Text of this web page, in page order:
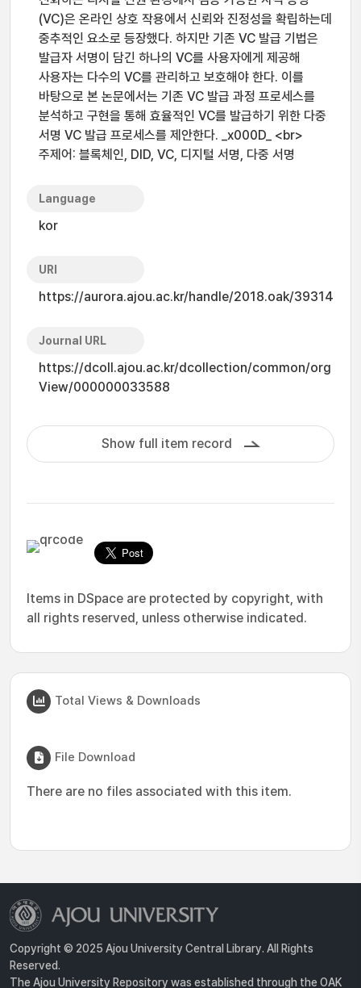
(VC)은 온라인 상호 작용에서 신뢰와 진정성을 확립하는데
중추적인 요소로 등장했다. 하지만 기존 VC 발급 기법은
발급자 서명이 담긴 하나의 VC를 사용자에게 제공해
사용자는 다수의 VC를 관리하고 보호해야 한다. 이를
바탕으로 본 논문에서는 기존 VC 발급 과정 프로세스를
분석하고 구현을 통해 효율적인 VC를 발급하기 위한 다중
서명 VC 발급 프로세스를 제안한다. _x000D_ <br>
주제어: 블록체인, DID, VC, 디지털 서명, 다중 서명
Language
kor
URI
https://aurora.ajou.ac.kr/handle/2018.oak/39314
Journal URL
https://dcoll.ajou.ac.kr/dcollection/common/org
View/000000033588
Show full item record
Items in DSpace are protected by copyright, with
all rights reserved, unless otherwise indicated.
Total Views & Downloads
File Download
There are no files associated with this item.
Copyright © 2025 Ajou University Central Library. All Rights
Reserved.
The Ajou University Repository was established through the OAK